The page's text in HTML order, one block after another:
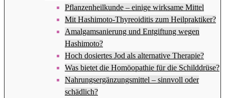
Pflanzenheilkunde – einige wirksame Mittel
Mit Hashimoto-Thyreoiditis zum Heilpraktiker?
Amalgamsanierung und Entgiftung wegen
Hashimoto?
Hoch dosiertes Jod als alternative Therapie?
Was bietet die Homöopathie für die Schilddrüse?
Nahrungsergänzungsmittel – sinnvoll oder
schädlich?